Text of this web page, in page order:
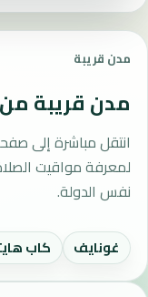
مدن قريبة
مدن قريبة
انتقل مباشرة إلى
لمعرفة مواقيت
نفس الدولة.
غونايف كاب